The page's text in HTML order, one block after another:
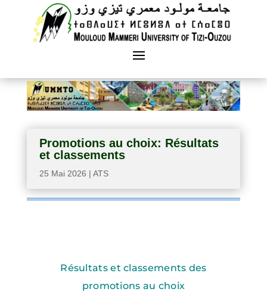
Promotions au choix: Résultats
et classements
25 Mai 2026 | ATS
Résultats et classements des
promotions au choix